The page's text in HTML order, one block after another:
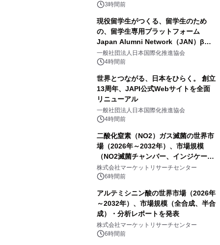
3時間前
現役留学生がつくる、留学生のため
の、留学生専用プラットフォーム
Japan Alumni Network（JAN）β版
をリリース
一般社団法人日本国際化推進協会
4時間前
世界とつながる、日本をひらく。 創立
13周年、JAPI公式Webサイトを全面
リニューアル
一般社団法人日本国際化推進協会
4時間前
二酸化窒素（NO2）ガス滅菌の世界市
場（2026年～2032年）、市場規模
（NO2滅菌チャンバー、インジケータ
ーおよびモニタリングシステム、その
他）・分析レポートを発表
株式会社マーケットリサーチセンター
6時間前
アルテミシニン酸の世界市場（2026年
～2032年）、市場規模（全合成、半合
成）・分析レポートを発表
株式会社マーケットリサーチセンター
6時間前